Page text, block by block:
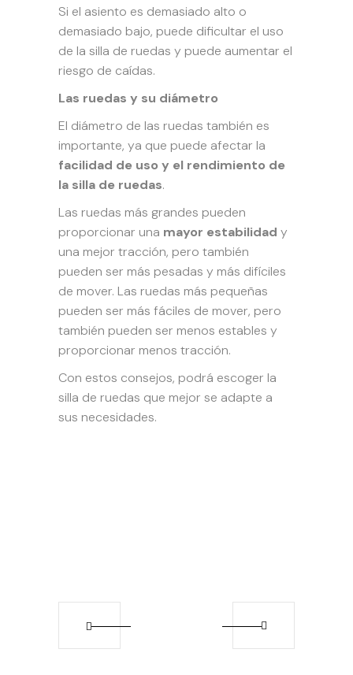
Si el asiento es demasiado alto o
demasiado bajo, puede dificultar el uso
de la silla de ruedas y puede aumentar el
riesgo de caídas.
Las ruedas y su diámetro
El diámetro de las ruedas también es
importante, ya que puede afectar la
facilidad de uso y el rendimiento de
la silla de ruedas.
Las ruedas más grandes pueden
proporcionar una mayor estabilidad y
una mejor tracción, pero también
pueden ser más pesadas y más difíciles
de mover. Las ruedas más pequeñas
pueden ser más fáciles de mover, pero
también pueden ser menos estables y
proporcionar menos tracción.
Con estos consejos, podrá escoger la
silla de ruedas que mejor se adapte a
sus necesidades.